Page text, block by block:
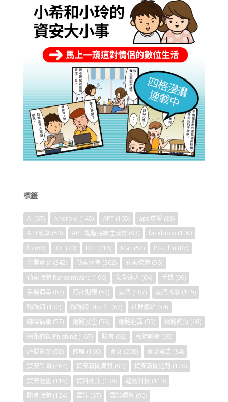
標籤
AI (67) Android (145) APT (105) apt 攻擊 (83)
APT攻擊 (53) APT 進階持續性威脅 (93) facebook (100)
fb (68) IOE (70) IOT (218) Mac (52) PC-cillin (87)
企業資安 (342) 勒索病毒 (302) 勒索軟體 (56)
勒索軟體 Ransomware (196) 安全達人 (64) 手機 (96)
手機病毒 (87) 打詐週報 (52) 漏洞 (107) 漏洞攻擊 (115)
物聯網 (132) 物聯網（IoT） (67) 社群網站 (54)
綁架病毒 (57) 網路安全 (58) 網路犯罪 (55) 網路釣魚 (69)
網路釣魚 Phishing (167) 臉書 (92) 萬物聯網 (69)
虛擬貨幣 (58) 詐騙 (160) 資安 (208) 資安報告 (84)
資安新聞 (464) 資安新聞周報 (91) 資安新聞週報 (170)
資安漫畫 (115) 資料外洩 (138) 趨勢科技 (113)
防毒軟體 (124) 雲端 (67) 雲端運算 (90)